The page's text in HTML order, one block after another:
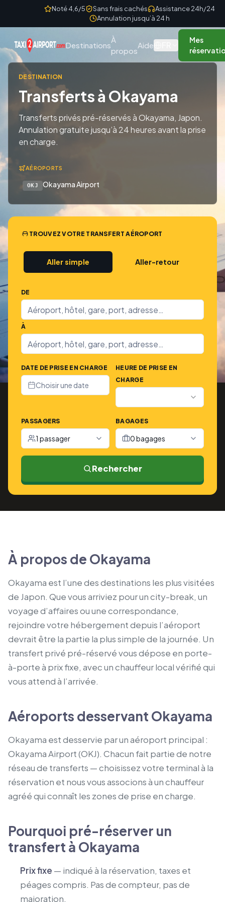
Skip to contentNoté 4,6/5 Sans frais cachés
Assistance 24h/24
Annulation jusqu’à 24 h
Destinations
À
propos
Aide
Mes
DESTINATION
Transferts à Okayama
Transferts privés pré-réservés à Okayama, Japon.
Annulation gratuite jusqu’à 24 heures avant la prise
en charge.
AÉROPORTS
OKJ Okayama Airport
TROUVEZ VOTRE TRANSFERT AÉROPORT
Aller simple Aller-retour
DE
À
DATE DE PRISE EN CHARGE
Choisir une date
HEURE DE PRISE EN
CHARGE
PASSAGERS
1 passager
BAGAGES
0 bagages
Rechercher
À propos de Okayama
Okayama est l’une des destinations les plus visitées
de Japon. Que vous arriviez pour un city-break, un
voyage d’affaires ou une correspondance,
rejoindre votre hébergement depuis l’aéroport
devrait être la partie la plus simple de la journée. Un
transfert privé pré-réservé vous dépose en porte-
à-porte à prix fixe, avec un chauffeur local vérifié qui
vous attend à l’arrivée.
Aéroports desservant Okayama
Okayama est desservie par un aéroport principal :
Okayama Airport (OKJ). Chacun fait partie de notre
réseau de transferts — choisissez votre terminal à la
réservation et nous vous associons à un chauffeur
agréé qui connaît les zones de prise en charge.
Pourquoi pré-réserver un
transfert à Okayama
Prix fixe — indiqué à la réservation, taxes et
péages compris. Pas de compteur, pas de
majoration.